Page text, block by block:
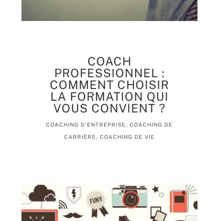
COACH
PROFESSIONNEL :
COMMENT CHOISIR
LA FORMATION QUI
VOUS CONVIENT ?
COACHING D'ENTREPRISE ,COACHING DE
CARRIÈRE ,COACHING DE VIE